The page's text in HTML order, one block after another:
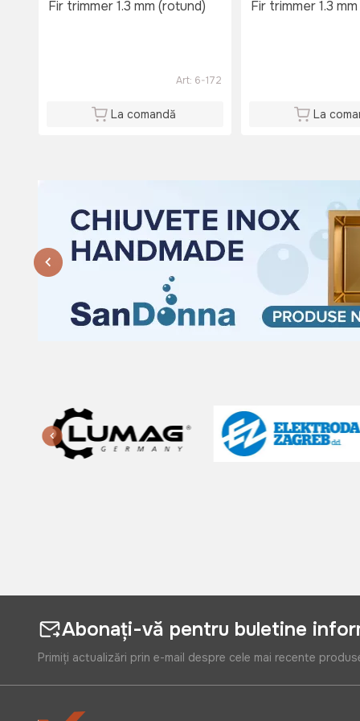
Du: 08:00 - 15:00
Fir trimmer 1.3 mm (rotund)
Art: 6-172
La comandă
Fir trimmer 1.3
La
Abonați-vă pentru buletine
Primiți actualizări prin e-mail despre cele mai recente